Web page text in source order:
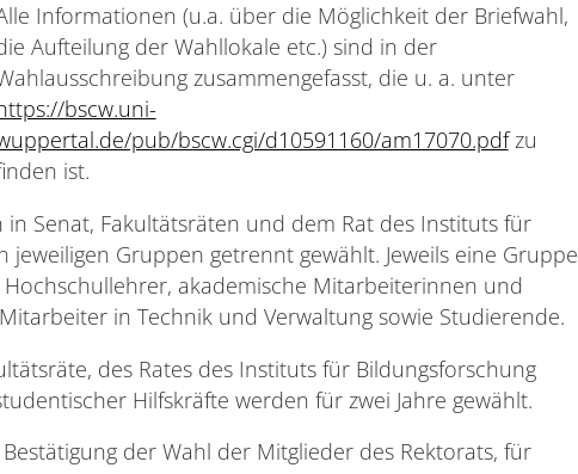
Informationen (u.a. über die Möglichkeit der Briefwahl,
Aufteilung der Wahllokale etc.) sind in der
zusammengefasst, die u. a. unter
bscw.uni-
pub/bscw.cgi/d10591160/am17070.pdfzu
ist.
Senat, Fakultätsräten und dem Rat des Instituts für
Gruppen getrennt gewählt. Jeweils eine Gruppe
akademische Mitarbeiterinnen und
in Technik und Verwaltung sowie Studierende.
des Rates des Instituts für Bildungsforschung
Hilfskräfte werden für zwei Jahre gewählt.
der Wahl der Mitglieder des Rektorats, für